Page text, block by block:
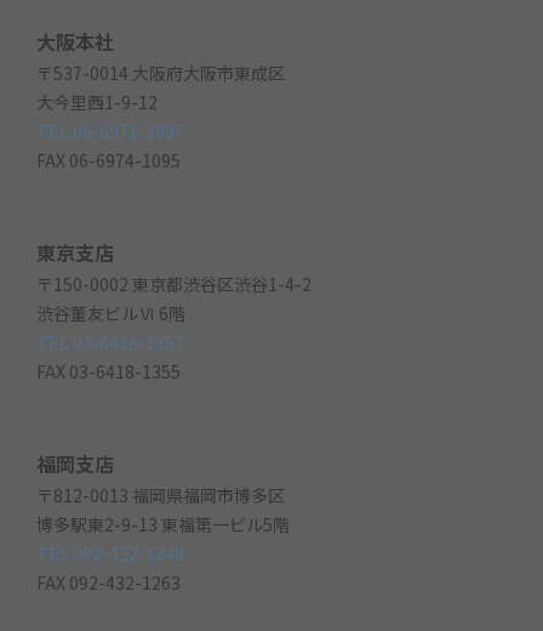
大阪本社
〒537-0014 大阪府大阪市東成区
大今里西1-9-12
TEL 06-6971-3897
FAX 06-6974-1095
東京支店
〒150-0002 東京都渋谷区渋谷1-4-2
渋谷董友ビルⅥ 6階
TEL 03-6418-1357
FAX 03-6418-1355
福岡支店
〒812-0013 福岡県福岡市博多区
博多駅東2-9-13 東福第一ビル5階
TEL 092-432-1248
FAX 092-432-1263